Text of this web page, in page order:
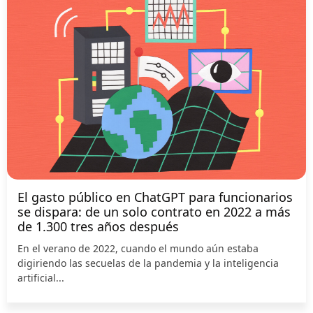
El gasto público en ChatGPT para funcionarios
se dispara: de un solo contrato en 2022 a más
de 1.300 tres años después
En el verano de 2022, cuando el mundo aún estaba
digiriendo las secuelas de la pandemia y la inteligencia
artificial...